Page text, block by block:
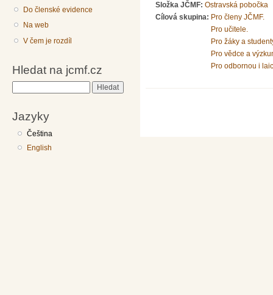
Do členské evidence
Na web
V čem je rozdíl
Hledat na jcmf.cz
Jazyky
Čeština
English
Složka JČMF: Ostravská pobočka
Cílová skupina: Pro členy JČMF.
Pro učitele.
Pro žáky a
Pro vědce a
Pro odbornou i